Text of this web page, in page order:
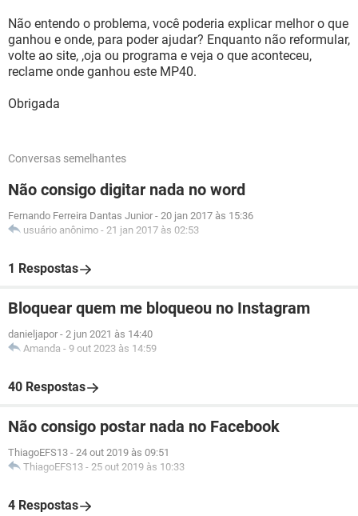
Não entendo o problema, você poderia explicar melhor o que
ganhou e onde, para poder ajudar? Enquanto não reformular,
volte ao site, ,oja ou programa e veja o que aconteceu,
reclame onde ganhou este MP40.
Obrigada
Conversas semelhantes
Não consigo digitar nada no word
Fernando Ferreira Dantas Junior - 20 jan 2017 às 15:36
usuário anônimo - 21 jan 2017 às 02:53
1 Respostas
Bloquear quem me bloqueou no Instagram
danieljapor - 2 jun 2021 às 14:40
Amanda - 9 out 2023 às 14:59
40 Respostas
Não consigo postar nada no Facebook
ThiagoEFS13 - 24 out 2019 às 09:51
ThiagoEFS13 - 25 out 2019 às 10:33
4 Respostas